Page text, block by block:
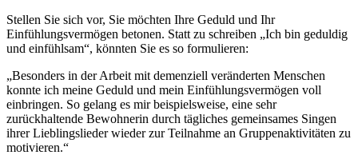
Stellen Sie sich vor, Sie möchten Ihre Geduld und Ihr
Einfühlungsvermögen betonen. Statt zu schreiben „Ich bin geduldig
und einfühlsam“, könnten Sie es so formulieren:
„Besonders in der Arbeit mit demenziell veränderten Menschen
konnte ich meine Geduld und mein Einfühlungsvermögen voll
einbringen. So gelang es mir beispielsweise, eine sehr
zurückhaltende Bewohnerin durch tägliches gemeinsames Singen
ihrer Lieblingslieder wieder zur Teilnahme an Gruppenaktivitäten zu
motivieren.“